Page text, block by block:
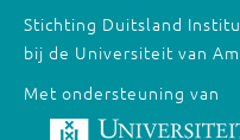
Stichting Duitsland
bij de Universiteit van
Met ondersteuning van